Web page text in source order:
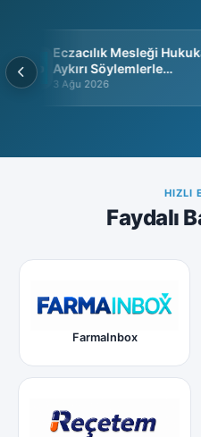
Eczacılık Mesleği
Aykırı Söylemlerle
İtibarsızlaştırılamaz
3 Ağu 2026
HIZLI
Faydalı
FarmaInbox